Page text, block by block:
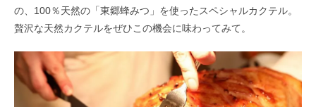
の、100％天然の「東郷蜂みつ」を使ったスペシャルカクテル。
贅沢な天然カクテルをぜひこの機会に味わってみて。